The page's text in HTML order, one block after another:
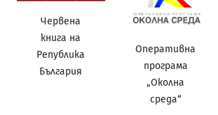
Червена
книга на
Република
България
Оперативна
програма
„Околна
среда“